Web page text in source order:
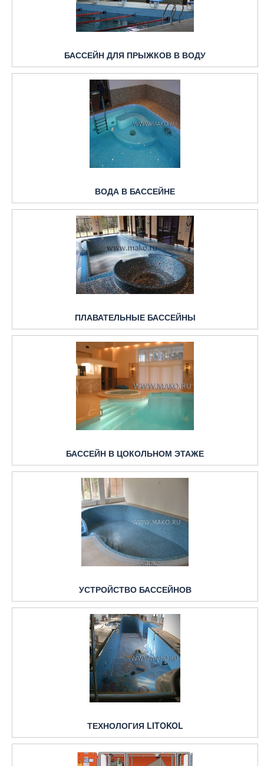
БАССЕЙН ДЛЯ ПРЫЖКОВ В ВОДУ
ВОДА В БАССЕЙНЕ
ПЛАВАТЕЛЬНЫЕ БАССЕЙНЫ
БАССЕЙН В ЦОКОЛЬНОМ ЭТАЖЕ
УСТРОЙСТВО БАССЕЙНОВ
ТЕХНОЛОГИЯ LITOKOL